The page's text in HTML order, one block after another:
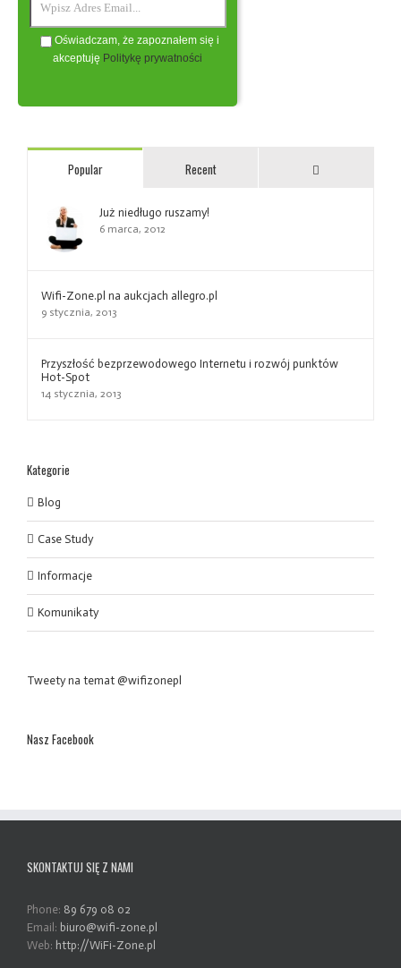
Oświadczam, że zapoznałem się i
akceptuję Politykę prywatności
Popular Recent
Już niedługo ruszamy!
6 marca, 2012
Wifi-Zone.pl na aukcjach allegro.pl
9 stycznia, 2013
Przyszłość bezprzewodowego Internetu i rozwój punktów
Hot-Spot
14 stycznia, 2013
Kategorie
Blog
Case Study
Informacje
Komunikaty
Tweety na temat @wifizonepl
Nasz Facebook
SKONTAKTUJ SIĘ Z NAMI
Phone: 89 679 08 02
Email: biuro@wifi-zone.pl
Web: http://WiFi-Zone.pl